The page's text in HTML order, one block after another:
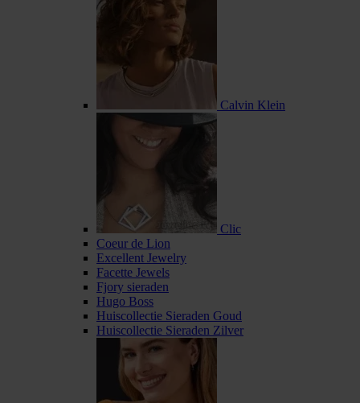
Calvin Klein
Clic
Coeur de Lion
Excellent Jewelry
Facette Jewels
Fjory sieraden
Hugo Boss
Huiscollectie Sieraden Goud
Huiscollectie Sieraden Zilver